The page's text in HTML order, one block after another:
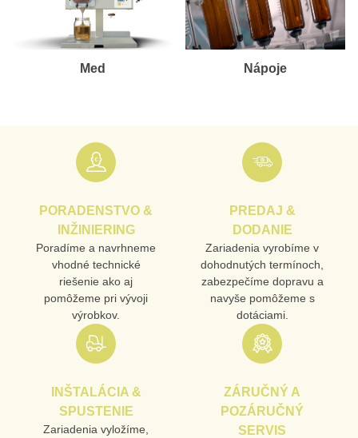
Med Nápoje
PORADENSTVO &
INŽINIERING
Poradíme a navrhneme
vhodné technické
riešenie ako aj
pomôžeme pri vývoji
výrobkov.
PREDAJ &
DODANIE
Zariadenia vyrobíme v
dohodnutých termínoch,
zabezpečíme dopravu a
navyše pomôžeme s
dotáciami.
INŠTALÁCIA &
SPUSTENIE
Zariadenia vyložíme,
ZÁRUČNÝ A
POZÁRUČNÝ
SERVIS